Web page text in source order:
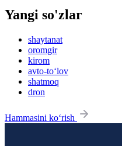
Yangi so'zlar
shaytanat
oromgir
kirom
avto-to‘lov
shatmoq
dron
Hammasini ko‘rish